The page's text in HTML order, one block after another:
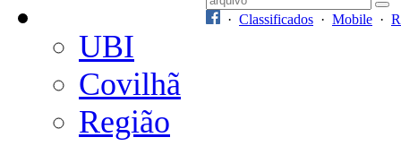
· Classificados · Mobile ·
UBI
Covilhã
Região